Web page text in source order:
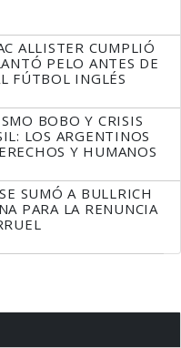
ALLISTER CUMPLIÓ
PELO ANTES DE
FÚTBOL INGLÉS
BOBO Y CRISIS
LOS ARGENTINOS
Y HUMANOS
SUMÓ A BULLRICH
PARA LA RENUNCIA